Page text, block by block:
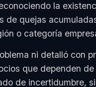
la
quejas
o categoría
ni detalló con
que dependen
de incertidumbre,